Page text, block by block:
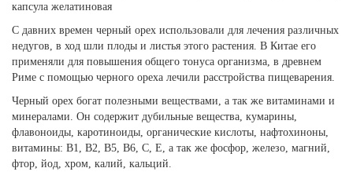
капсула желатиновая
С давних времен черный орех использовали для лечения различных
недугов, в ход шли плоды и листья этого растения. В Китае его
применяли для повышения общего тонуса организма, в древнем
Риме с помощью черного ореха лечили расстройства пищеварения.
Черный орех богат полезными веществами, а так же витаминами и
минералами. Он содержит дубильные вещества, кумарины,
флавоноиды, каротиноиды, органические кислоты, нафтохиноны,
витамины: В1, В2, В5, В6, С, Е, а так же фосфор, железо, магний,
фтор, йод, хром, калий, кальций.